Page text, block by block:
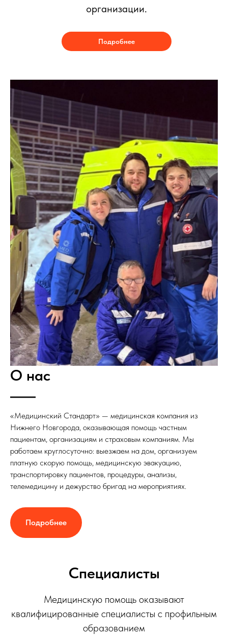
организации.
Подробнее
О нас
«Медицинский Стандарт» — медицинская компания из
Нижнего Новгорода, оказывающая помощь частным
пациентам, организациям и страховым компаниям. Мы
работаем круглосуточно: выезжаем на дом, организуем
платную скорую помощь, медицинскую эвакуацию,
транспортировку пациентов, процедуры, анализы,
телемедицину и дежурство бригад на мероприятиях.
Подробнее
Специалисты
Медицинскую помощь оказывают
квалифицированные специалисты с профильным
образованием